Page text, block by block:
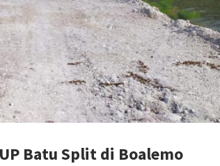
Batu Split di Boalemo